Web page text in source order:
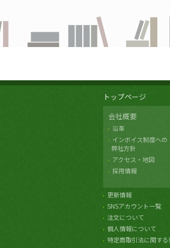
トップページ
会社概要
沿革
インボイス制度への
弊社方針
アクセス・地図
採用情報
更新情報
SNSアカウント一覧
注文について
個人情報について
特定商取引法に関す